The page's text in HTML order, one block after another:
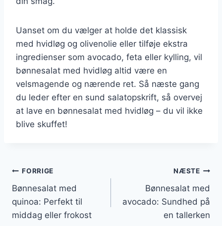
Uanset om du vælger at holde det klassisk
med hvidløg og olivenolie eller tilføje ekstra
ingredienser som avocado, feta eller kylling, vil
bønnesalat med hvidløg altid være en
velsmagende og nærende ret. Så næste gang
du leder efter en sund salatopskrift, så overvej
at lave en bønnesalat med hvidløg – du vil ikke
blive skuffet!
Indlægsnavigation
FORRIGE
Bønnesalat med
quinoa: Perfekt til
middag eller frokost
NÆSTE
Bønnesalat med
avocado: Sundhed på
en tallerken